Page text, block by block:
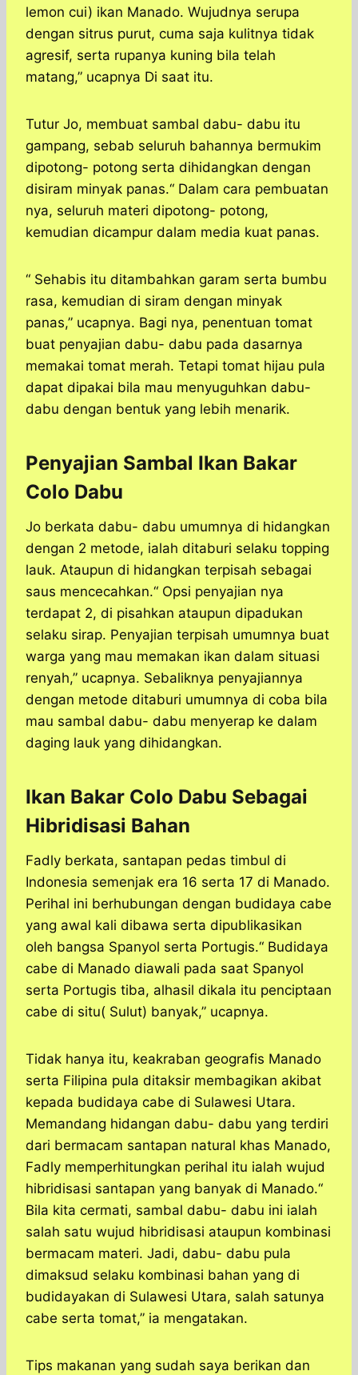
lemon cui) ikan Manado. Wujudnya serupa
dengan sitrus purut, cuma saja kulitnya tidak
agresif, serta rupanya kuning bila telah
matang,” ucapnya Di saat itu.
Tutur Jo, membuat sambal dabu- dabu itu
gampang, sebab seluruh bahannya bermukim
dipotong- potong serta dihidangkan dengan
disiram minyak panas.“ Dalam cara pembuatan
nya, seluruh materi dipotong- potong,
kemudian dicampur dalam media kuat panas.
“ Sehabis itu ditambahkan garam serta bumbu
rasa, kemudian di siram dengan minyak
panas,” ucapnya. Bagi nya, penentuan tomat
buat penyajian dabu- dabu pada dasarnya
memakai tomat merah. Tetapi tomat hijau pula
dapat dipakai bila mau menyuguhkan dabu-
dabu dengan bentuk yang lebih menarik.
Penyajian Sambal Ikan Bakar
Colo Dabu
Jo berkata dabu- dabu umumnya di hidangkan
dengan 2 metode, ialah ditaburi selaku topping
lauk. Ataupun di hidangkan terpisah sebagai
saus mencecahkan.“ Opsi penyajian nya
terdapat 2, di pisahkan ataupun dipadukan
selaku sirap. Penyajian terpisah umumnya buat
warga yang mau memakan ikan dalam situasi
renyah,” ucapnya. Sebaliknya penyajiannya
dengan metode ditaburi umumnya di coba bila
mau sambal dabu- dabu menyerap ke dalam
daging lauk yang dihidangkan.
Ikan Bakar Colo Dabu Sebagai
Hibridisasi Bahan
Fadly berkata, santapan pedas timbul di
Indonesia semenjak era 16 serta 17 di Manado.
Perihal ini berhubungan dengan budidaya cabe
yang awal kali dibawa serta dipublikasikan
oleh bangsa Spanyol serta Portugis.“ Budidaya
cabe di Manado diawali pada saat Spanyol
serta Portugis tiba, alhasil dikala itu penciptaan
cabe di situ( Sulut) banyak,” ucapnya.
Tidak hanya itu, keakraban geografis Manado
serta Filipina pula ditaksir membagikan akibat
kepada budidaya cabe di Sulawesi Utara.
Memandang hidangan dabu- dabu yang terdiri
dari bermacam santapan natural khas Manado,
Fadly memperhitungkan perihal itu ialah wujud
hibridisasi santapan yang banyak di Manado.“
Bila kita cermati, sambal dabu- dabu ini ialah
salah satu wujud hibridisasi ataupun kombinasi
bermacam materi. Jadi, dabu- dabu pula
dimaksud selaku kombinasi bahan yang di
budidayakan di Sulawesi Utara, salah satunya
cabe serta tomat,” ia mengatakan.
Tips makanan yang sudah saya berikan dan